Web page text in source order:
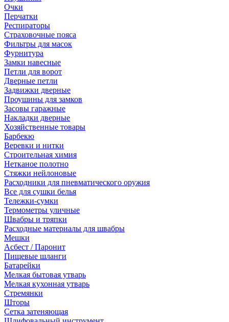
Очки
Перчатки
Респираторы
Страховочные пояса
Фильтры для масок
Фурнитура
Замки навесные
Петли для ворот
Дверные петли
Задвижки дверные
Проушины для замков
Засовы гаражные
Накладки дверные
Хозяйственные товары
Барбекю
Веревки и нитки
Строительная химия
Нетканое полотно
Стяжки нейлоновые
Расходники для пневматического оружия
Все для сушки белья
Тележки-сумки
Термометры уличные
Швабры и тряпки
Расходные материалы для швабры
Мешки
Асбест / Паронит
Пищевые шланги
Батарейки
Мелкая бытовая утварь
Мелкая кухонная утварь
Стремянки
Шторы
Сетка затеняющая